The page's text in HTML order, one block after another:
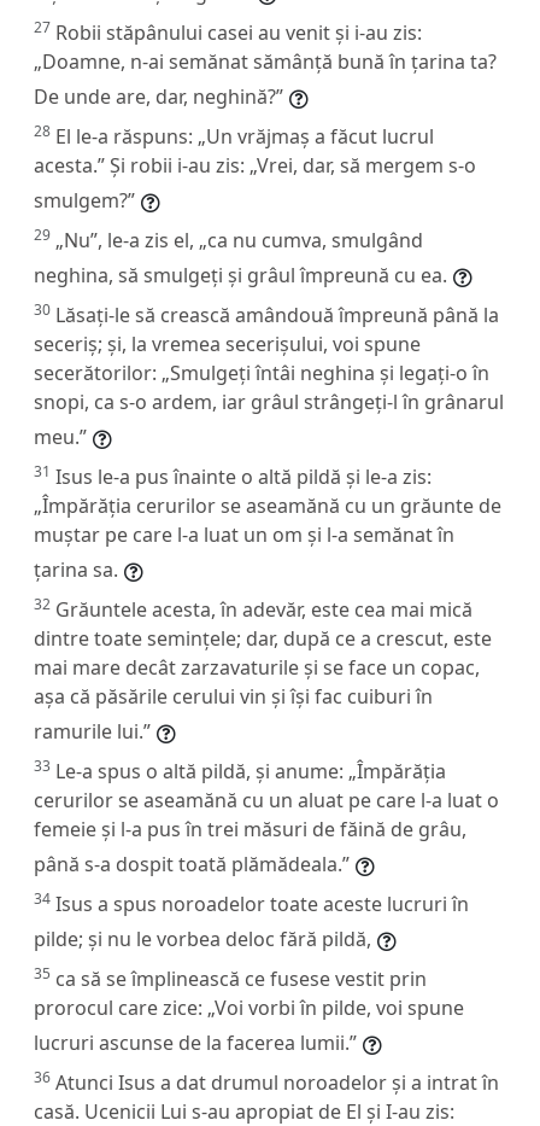
27 Robii stăpânului casei au venit și i-au zis:
„Doamne, n-ai semănat sămânță bună în țarina ta?
De unde are, dar, neghină?”
28 El le-a răspuns: „Un vrăjmaș a făcut lucrul
acesta.” Și robii i-au zis: „Vrei, dar, să mergem s-o
smulgem?”
29 „Nu”, le-a zis el, „ca nu cumva, smulgând
neghina, să smulgeți și grâul împreună cu ea.
30 Lăsați-le să crească amândouă împreună până la
seceriș; și, la vremea secerișului, voi spune
secerătorilor: „Smulgeți întâi neghina și legați-o în
snopi, ca s-o ardem, iar grâul strângeți-l în grânarul
meu.”
31 Isus le-a pus înainte o altă pildă și le-a zis:
„Împărăția cerurilor se aseamănă cu un grăunte de
muștar pe care l-a luat un om și l-a semănat în
țarina sa.
32 Grăuntele acesta, în adevăr, este cea mai mică
dintre toate semințele; dar, după ce a crescut, este
mai mare decât zarzavaturile și se face un copac,
așa că păsările cerului vin și își fac cuiburi în
ramurile lui.”
33 Le-a spus o altă pildă, și anume: „Împărăția
cerurilor se aseamănă cu un aluat pe care l-a luat o
femeie și l-a pus în trei măsuri de făină de grâu,
până s-a dospit toată plămădeala.”
34 Isus a spus noroadelor toate aceste lucruri în
pilde; și nu le vorbea deloc fără pildă,
35 ca să se împlinească ce fusese vestit prin
prorocul care zice: „Voi vorbi în pilde, voi spune
lucruri ascunse de la facerea lumii.”
36 Atunci Isus a dat drumul noroadelor și a intrat în
casă. Ucenicii Lui s-au apropiat de El și I-au zis: